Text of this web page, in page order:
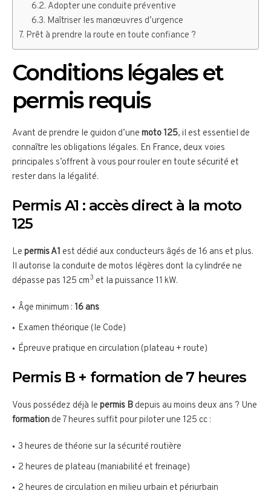
Adopter une conduite préventive
Maîtriser les manœuvres d’urgence
Prêt à prendre la route en toute confiance ?
Conditions légales et
permis requis
Avant de prendre le guidon d’une moto 125, il est essentiel de
connaître les obligations légales. En France, deux voies
principales s’offrent à vous pour rouler en toute sécurité et
rester dans la légalité.
Permis A1 : accès direct à la moto
125
Le permis A1 est dédié aux conducteurs âgés de 16 ans et plus.
Il autorise la conduite de motos légères dont la cylindrée ne
dépasse pas 125 cm3 et la puissance 11 kW.
Âge minimum : 16 ans
Examen théorique (le Code)
Épreuve pratique en circulation (plateau + route)
Permis B + formation de 7 heures
Vous possédez déjà le permis B depuis au moins deux ans ? Une
formation de 7 heures suffit pour piloter une 125 cc :
3 heures de théorie sur la sécurité routière
2 heures de plateau (maniabilité et freinage)
2 heures de circulation en milieu urbain et périurbain